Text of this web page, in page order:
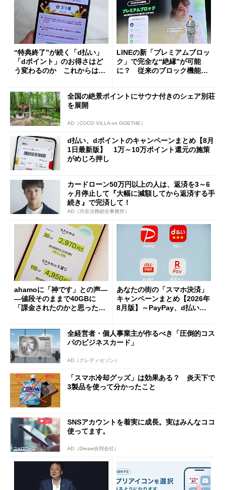
“特典終了”が続く「d払い」
「dポイント」のお得さはど
う変わるのか これからは
LINEの新「プレミアムブロッ
ク」で完全な“絶縁”が可能
に？ 従来のブロック機能と
全国の絶景ポイントにサウナ付きのシェア別荘
を展開
AD（COCO VILLA on GOETHE）
d払い、dポイントのキャンペーンまとめ【8月
1日最新版】 1万～10万ポイント還元の施策
がめじろ押し
カードローン50万円以上の人は、返済を3～6
ヶ月停止して『大幅に減額してから返済する手
続き』で完済して！
AD（渋谷法務総合事務所）
ahamoに「神です」との声―
―値段そのままで40GBに
「課金されたのかと思った」
あなたの街の「スマホ決済」
キャンペーンまとめ【2026年
8月版】～PayPay、d払い、a
全経営者・個人事業主が作るべき「圧倒的コス
パのビジネスカード」
AD（クレディセゾン）
「スマホ冷却グッズ」は効果ある？ 炎天下で
3製品を使って分かったこと
SNSアカウントを着実に成長。実はみんなココ
使ってます。
AD（Dreaw合同会社）